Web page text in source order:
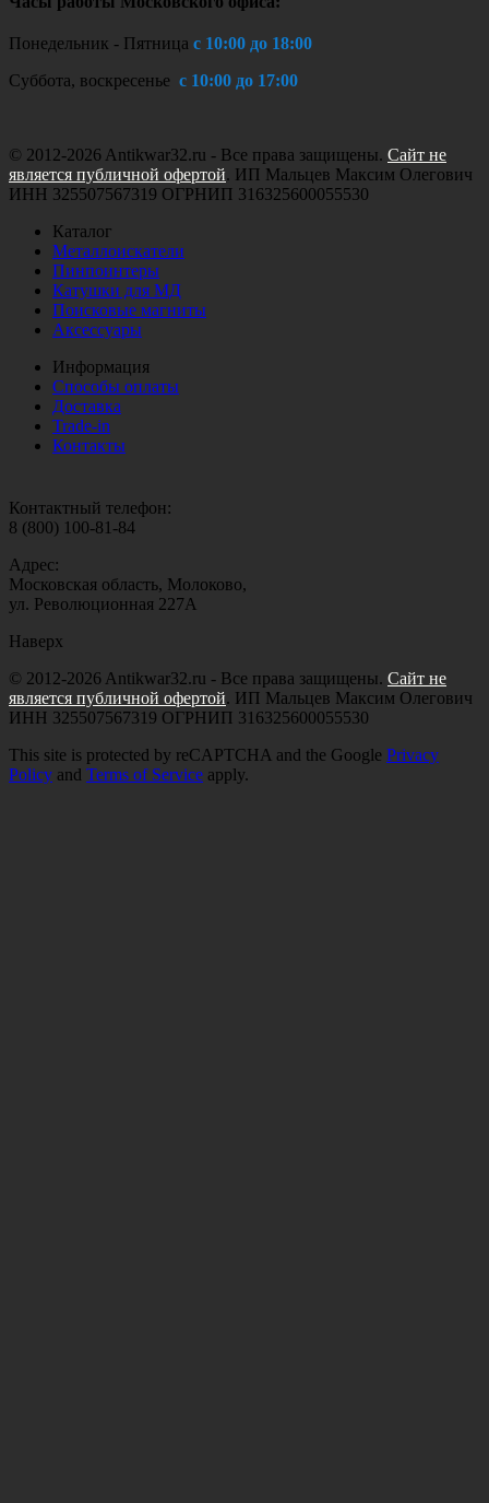
Понедельник - Пятница с 10:00 до 18:00
Суббота, воскресенье с 10:00 до 17:00
© 2012-2026 Antikwar32.ru - Все права защищены. Сайт не
является публичной офертой. ИП Мальцев Максим Олегович
ИНН 325507567319 ОГРНИП 316325600055530
Каталог
Металлоискатели
Пинпоинтеры
Катушки для МД
Поисковые магниты
Аксессуары
Информация
Способы оплаты
Доставка
Trade-in
Контакты
Контактный телефон:
8 (800) 100-81-84
Адрес:
Московская область, Молоково,
ул. Революционная 227А
Наверх
© 2012-2026 Antikwar32.ru - Все права защищены. Сайт не
является публичной офертой. ИП Мальцев Максим Олегович
ИНН 325507567319 ОГРНИП 316325600055530
This site is protected by reCAPTCHA and the Google Privacy
Policy and Terms of Service apply.